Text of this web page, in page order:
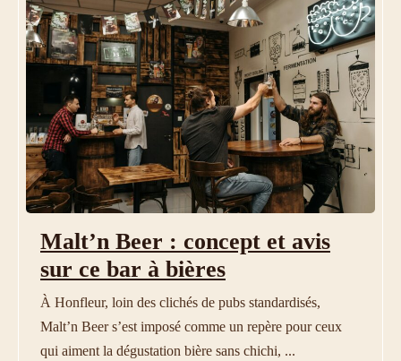
Malt’n Beer : concept et avis
sur ce bar à bières
À Honfleur, loin des clichés de pubs standardisés,
Malt’n Beer s’est imposé comme un repère pour ceux
qui aiment la dégustation bière sans chichi, ...